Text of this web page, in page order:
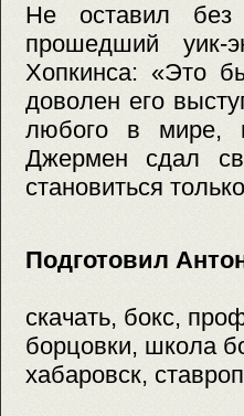
Не оставил без
прошедший уик-
Хопкинса: «Это
доволен его
любого в мире,
Джермен сдал
становиться
Подготовил
скачать, бокс,
борцовки, школа
хабаровск,